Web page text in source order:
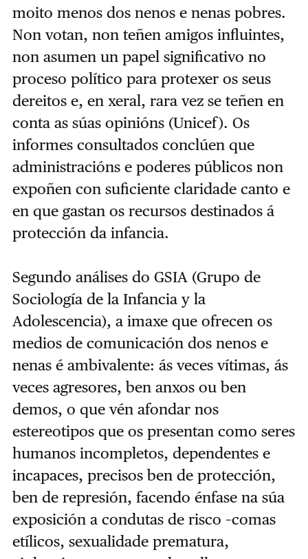
moito menos dos nenos e nenas pobres.
Non votan, non teñen amigos influintes,
non asumen un papel significativo no
proceso político para protexer os seus
dereitos e, en xeral, rara vez se teñen en
conta as súas opinións (Unicef). Os
informes consultados conclúen que
administracións e poderes públicos non
expoñen con suficiente claridade canto e
en que gastan os recursos destinados á
protección da infancia.
Segundo análises do GSIA (Grupo de
Sociología de la Infancia y la
Adolescencia), a imaxe que ofrecen os
medios de comunicación dos nenos e
nenas é ambivalente: ás veces vítimas, ás
veces agresores, ben anxos ou ben
demos, o que vén afondar nos
estereotipos que os presentan como seres
humanos incompletos, dependentes e
incapaces, precisos ben de protección,
ben de represión, facendo énfase na súa
exposición a condutas de risco –comas
etílicos, sexualidade prematura,